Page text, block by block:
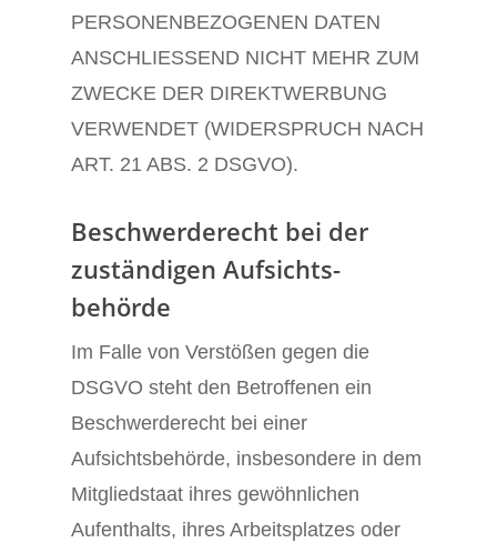
PERSONENBEZOGENEN DATEN
ANSCHLIESSEND NICHT MEHR ZUM
ZWECKE DER DIREKTWERBUNG
VERWENDET (WIDERSPRUCH NACH
ART. 21 ABS. 2 DSGVO).
Beschwerde­recht bei der
zuständigen Aufsichts­
behörde
Im Falle von Verstößen gegen die
DSGVO steht den Betroffenen ein
Beschwerderecht bei einer
Aufsichtsbehörde, insbesondere in dem
Mitgliedstaat ihres gewöhnlichen
Aufenthalts, ihres Arbeitsplatzes oder